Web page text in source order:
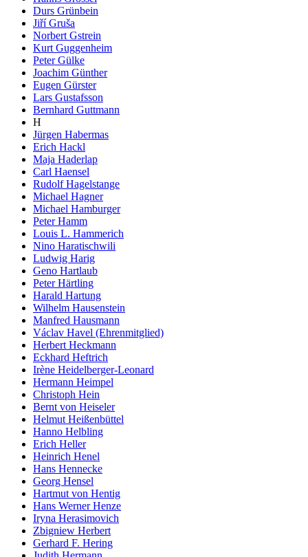
Durs Grünbein
Jiří Gruša
Norbert Gstrein
Kurt Guggenheim
Peter Gülke
Joachim Günther
Eugen Gürster
Lars Gustafsson
Bernhard Guttmann
H
Jürgen Habermas
Erich Hackl
Maja Haderlap
Carl Haensel
Rudolf Hagelstange
Michael Hagner
Michael Hamburger
Peter Hamm
Louis L. Hammerich
Nino Haratischwili
Ludwig Harig
Geno Hartlaub
Peter Härtling
Harald Hartung
Wilhelm Hausenstein
Manfred Hausmann
Václav Havel (Ehrenmitglied)
Herbert Heckmann
Eckhard Heftrich
Irène Heidelberger-Leonard
Hermann Heimpel
Christoph Hein
Bernt von Heiseler
Helmut Heißenbüttel
Hanno Helbling
Erich Heller
Heinrich Henel
Hans Hennecke
Georg Hensel
Hartmut von Hentig
Hans Werner Henze
Iryna Herasimovich
Zbigniew Herbert
Gerhard F. Hering